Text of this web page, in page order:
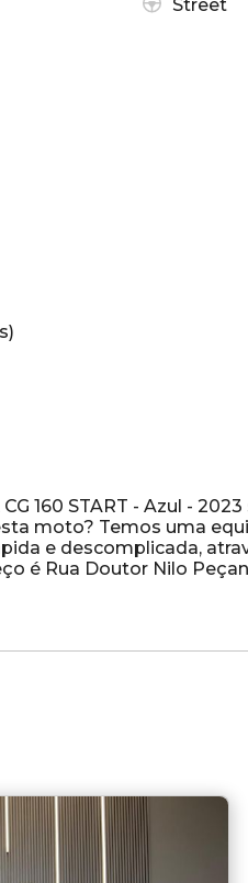
Street
160 START - Azul -
moto? Temos uma
e descomplicada,
é Rua Doutor Nilo